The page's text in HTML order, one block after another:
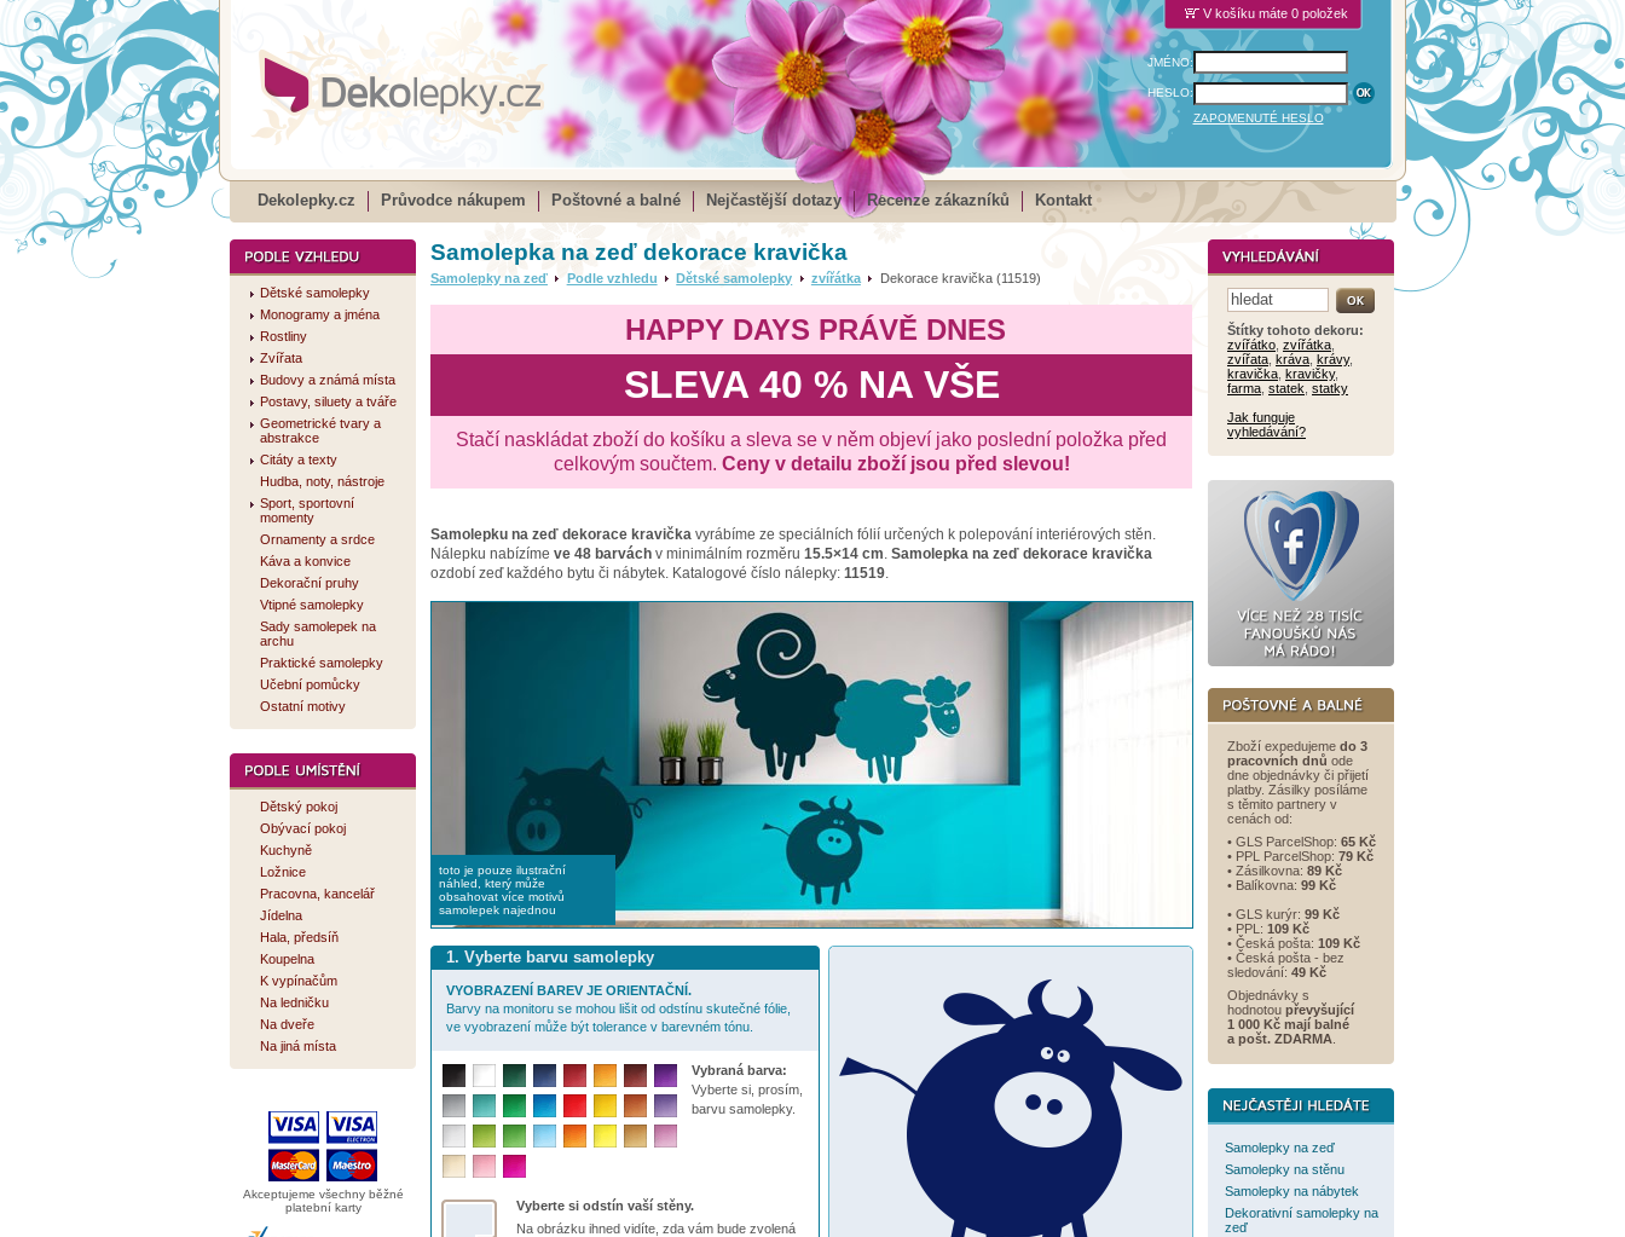
V košíku máte 0 položek
JMÉNO:
HESLO:
ZAPOMENUTÉ HESLO
Dekolepky.cz Průvodce nákupem Poštovné a balné Nejčastější dotazy Recenze zákazníků Kontakt
Dětské samolepky
Monogramy a jména
Rostliny
Zvířata
Budovy a známá místa
Postavy, siluety a tváře
Geometrické tvary a
abstrakce
Citáty a texty
Hudba, noty, nástroje
Sport, sportovní
momenty
Ornamenty a srdce
Káva a konvice
Dekorační pruhy
Vtipné samolepky
Sady samolepek na
archu
Praktické samolepky
Učební pomůcky
Ostatní motivy
Dětský pokoj
Obývací pokoj
Kuchyně
Ložnice
Pracovna, kancelář
Jídelna
Hala, předsíň
Koupelna
K vypínačům
Na ledničku
Na dveře
Na jiná místa
Akceptujeme všechny běžné
platební karty
Samolepka na zeď dekorace kravička
Samolepky na zeď Podle vzhledu Dětské samolepky zvířátka Dekorace kravička (11519)
HAPPY DAYS PRÁVĚ DNES
SLEVA 40 % NA VŠE
Stačí naskládat zboží do košíku a sleva se v něm objeví jako poslední položka před
celkovým součtem. Ceny v detailu zboží jsou před slevou!
Samolepku na zeď dekorace kravička vyrábíme ze speciálních fólií určených k polepování interiérových stěn.
Nálepku nabízíme ve 48 barvách v minimálním rozměru 15.5×14 cm. Samolepka na zeď dekorace kravička
ozdobí zeď každého bytu či nábytek. Katalogové číslo nálepky: 11519.
toto je pouze ilustrační
náhled, který může
obsahovat více motivů
samolepek najednou
1. Vyberte barvu samolepky
VYOBRAZENÍ BAREV JE ORIENTAČNÍ.
Barvy na monitoru se mohou lišit od odstínu skutečné fólie,
ve vyobrazení může být tolerance v barevném tónu.
Vybraná barva:
Vyberte si, prosím,
barvu samolepky.
Vyberte si odstín vaší stěny.
Na obrázku ihned vidíte, zda vám bude zvolená
Štítky tohoto dekoru:
zvířátko zvířátka
zvířata kráva krávy,
kravička kravičky,
farma statek statky
Jak funguje
vyhledávání?
Zboží expedujeme do 3
pracovních dnů ode
dne objednávky či přijetí
platby. Zásilky posíláme
s těmito partnery v
cenách od:
• GLS ParcelShop: 65 Kč
• PPL ParcelShop: 79 Kč
• Zásilkovna: 89 Kč
• Balíkovna: 99 Kč
• GLS kurýr: 99 Kč
• PPL: 109 Kč
• Česká pošta: 109 Kč
• Česká pošta - bez
sledování: 49 Kč
Objednávky s
hodnotou převyšující
1 000 Kč mají balné
a pošt. ZDARMA
Samolepky na zeď
Samolepky na stěnu
Samolepky na nábytek
Dekorativní samolepky na
zeď